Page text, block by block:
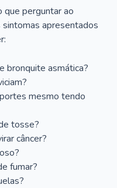
perguntar ao
apresentados
bronquite asmática?
mesmo tendo
tosse?
câncer?
fumar?